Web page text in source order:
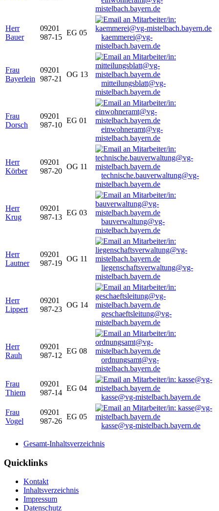
mistelbach.bayern.de
Herr
Bauer
09201
987-15
EG 05
kaemmerei@vg-
mistelbach.bayern.de
Frau
Bayerlein
09201
987-21
OG 13
mitteilungsblatt@vg-
mistelbach.bayern.de
Frau
Dorsch
09201
987-10
EG 01
einwohneramt@vg-
mistelbach.bayern.de
Herr
Körber
09201
987-20
OG 11
technische.bauverwaltung@vg-
mistelbach.bayern.de
Herr
Krug
09201
987-13
EG 03
bauverwaltung@vg-
mistelbach.bayern.de
Herr
Lautner
09201
987-19
OG 11
liegenschaftsverwaltung@vg-
mistelbach.bayern.de
Herr
Lippert
09201
987-23
OG 14
geschaeftsleitung@vg-
mistelbach.bayern.de
Herr
Rauh
09201
987-12
EG 08
ordnungsamt@vg-
mistelbach.bayern.de
Frau
Thiem
09201
987-14
EG 04
kasse@vg-mistelbach.bayern.de
Frau
Vogel
09201
987-26
EG 05
kasse@vg-mistelbach.bayern.de
Gesamt-Inhaltsverzeichnis
Quicklinks
Kontakt
Inhaltsverzeichnis
Impressum
Datenschutz